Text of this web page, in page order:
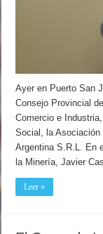
Ayer en Puerto San
Consejo Provincial
Comercio e
Social, la Asociación
Argentina S.R.L. En
la Minería, Javier
Leer »